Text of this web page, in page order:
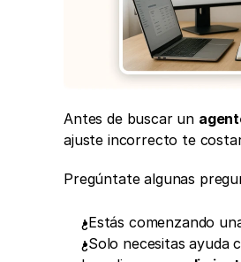
Antes de buscar un
ajuste incorrecto te
Pregúntate algunas
¿Estás comenzando
¿Solo necesitas ayuda